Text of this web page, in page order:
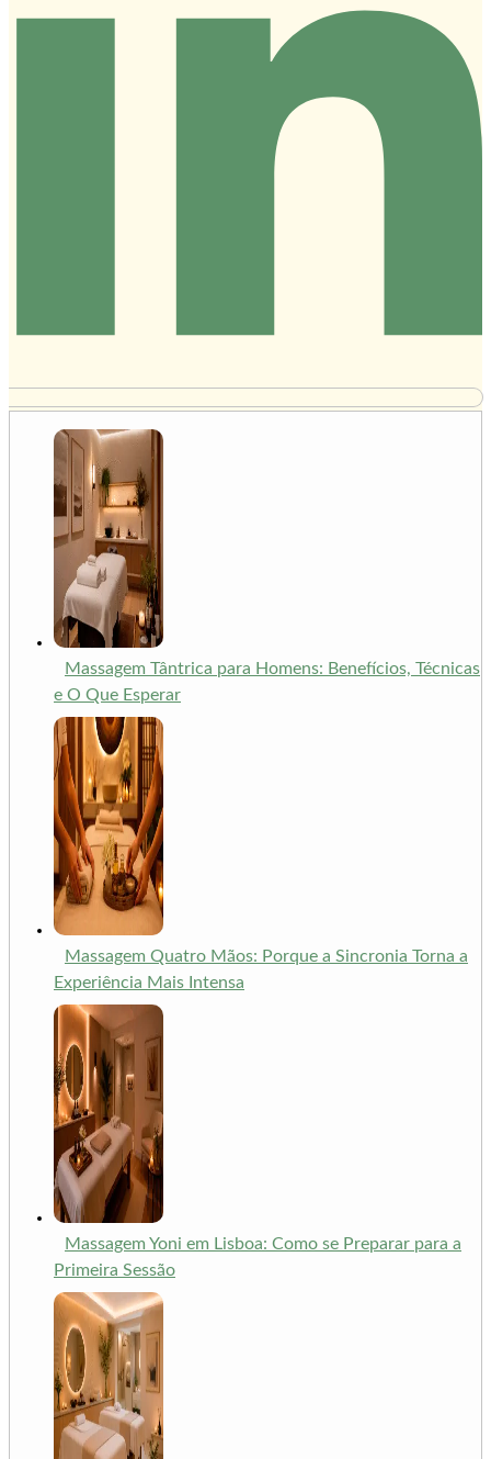
Massagem Tântrica para Homens: Benefícios, Técnicas
e O Que Esperar
Massagem Quatro Mãos: Porque a Sincronia Torna a
Experiência Mais Intensa
Massagem Yoni em Lisboa: Como se Preparar para a
Primeira Sessão